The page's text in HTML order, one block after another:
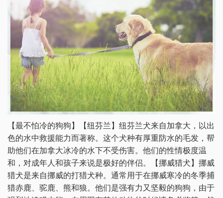
【最不怕冷的狗狗】【纽芬兰】纽芬兰犬来自加拿大，以出
色的水中救援能力而著称。这个犬种有厚重防水的毛发，帮
助他们在加拿大冰冷的水下不受伤害。他们的性情极度温
和，对成年人和孩子来说是极好的伴侣。【挪威猎犬】挪威
猎犬是来自挪威的打猎犬种。通常用于在挪威寒冷的冬季捕
猎赤鹿、驼鹿、熊和狼。他们是强有力又坚毅的狗狗，由于